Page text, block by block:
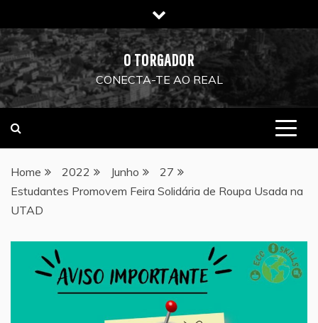
to
content
O TORGADOR
CONECTA-TE AO REAL
Home 2022 Junho
27
Estudantes Promovem Feira Solidária de Roupa Usada na
UTAD